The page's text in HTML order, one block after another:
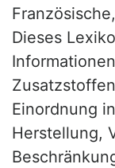
Dieses
Einordnung
Herstellung,